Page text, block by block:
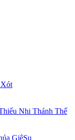
Nhi Thánh Thể
GiêSu